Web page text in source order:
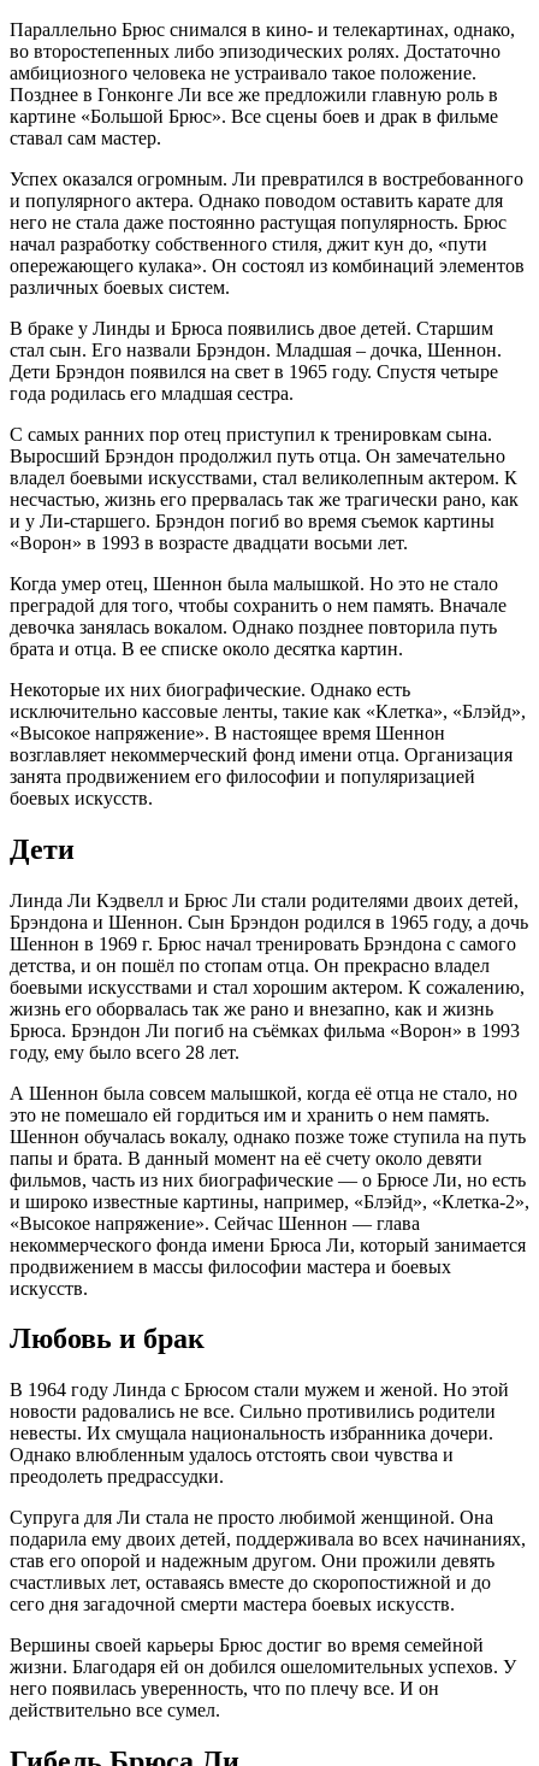
Параллельно Брюс снимался в кино- и телекартинах, однако,
во второстепенных либо эпизодических ролях. Достаточно
амбициозного человека не устраивало такое положение.
Позднее в Гонконге Ли все же предложили главную роль в
картине «Большой Брюс». Все сцены боев и драк в фильме
ставал сам мастер.
Успех оказался огромным. Ли превратился в востребованного
и популярного актера. Однако поводом оставить карате для
него не стала даже постоянно растущая популярность. Брюс
начал разработку собственного стиля, джит кун до, «пути
опережающего кулака». Он состоял из комбинаций элементов
различных боевых систем.
В браке у Линды и Брюса появились двое детей. Старшим
стал сын. Его назвали Брэндон. Младшая – дочка, Шеннон.
Дети Брэндон появился на свет в 1965 году. Спустя четыре
года родилась его младшая сестра.
С самых ранних пор отец приступил к тренировкам сына.
Выросший Брэндон продолжил путь отца. Он замечательно
владел боевыми искусствами, стал великолепным актером. К
несчастью, жизнь его прервалась так же трагически рано, как
и у Ли-старшего. Брэндон погиб во время съемок картины
«Ворон» в 1993 в возрасте двадцати восьми лет.
Когда умер отец, Шеннон была малышкой. Но это не стало
преградой для того, чтобы сохранить о нем память. Вначале
девочка занялась вокалом. Однако позднее повторила путь
брата и отца. В ее списке около десятка картин.
Некоторые их них биографические. Однако есть
исключительно кассовые ленты, такие как «Клетка», «Блэйд»,
«Высокое напряжение». В настоящее время Шеннон
возглавляет некоммерческий фонд имени отца. Организация
занята продвижением его философии и популяризацией
боевых искусств.
Дети
Линда Ли Кэдвелл и Брюс Ли стали родителями двоих детей,
Брэндона и Шеннон. Сын Брэндон родился в 1965 году, а дочь
Шеннон в 1969 г. Брюс начал тренировать Брэндона с самого
детства, и он пошёл по стопам отца. Он прекрасно владел
боевыми искусствами и стал хорошим актером. К сожалению,
жизнь его оборвалась так же рано и внезапно, как и жизнь
Брюса. Брэндон Ли погиб на съёмках фильма «Ворон» в 1993
году, ему было всего 28 лет.
А Шеннон была совсем малышкой, когда её отца не стало, но
это не помешало ей гордиться им и хранить о нем память.
Шеннон обучалась вокалу, однако позже тоже ступила на путь
папы и брата. В данный момент на её счету около девяти
фильмов, часть из них биографические — о Брюсе Ли, но есть
и широко известные картины, например, «Блэйд», «Клетка-2»,
«Высокое напряжение». Сейчас Шеннон — глава
некоммерческого фонда имени Брюса Ли, который занимается
продвижением в массы философии мастера и боевых
искусств.
Любовь и брак
В 1964 году Линда с Брюсом стали мужем и женой. Но этой
новости радовались не все. Сильно противились родители
невесты. Их смущала национальность избранника дочери.
Однако влюбленным удалось отстоять свои чувства и
преодолеть предрассудки.
Супруга для Ли стала не просто любимой женщиной. Она
подарила ему двоих детей, поддерживала во всех начинаниях,
став его опорой и надежным другом. Они прожили девять
счастливых лет, оставаясь вместе до скоропостижной и до
сего дня загадочной смерти мастера боевых искусств.
Вершины своей карьеры Брюс достиг во время семейной
жизни. Благодаря ей он добился ошеломительных успехов. У
него появилась уверенность, что по плечу все. И он
действительно все сумел.